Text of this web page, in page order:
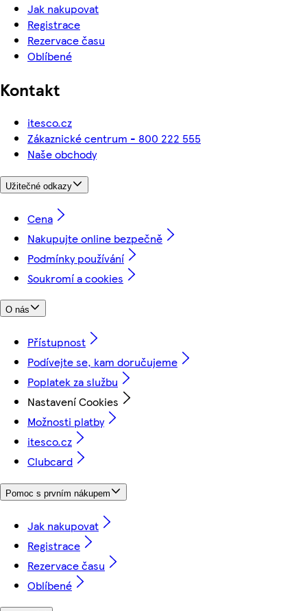
Jak nakupovat
Registrace
Rezervace času
Oblíbené
Kontakt
itesco.cz
Zákaznické centrum - 800 222 555
Naše obchody
Užitečné odkazy
Cena
Nakupujte online bezpečně
Podmínky používání
Soukromí a cookies
O nás
Přístupnost
Podívejte se, kam doručujeme
Poplatek za službu
Nastavení Cookies
Možnosti platby
itesco.cz
Clubcard
Pomoc s prvním nákupem
Jak nakupovat
Registrace
Rezervace času
Oblíbené